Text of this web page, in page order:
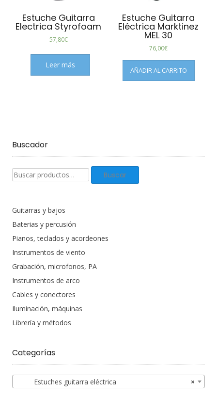
Estuche Guitarra
Electrica Styrofoam
57,80€
Leer más
Estuche Guitarra
Eléctrica Marktinez
MEL 30
76,00€
AÑADIR AL CARRITO
Buscador
Buscar
productos:
Buscar
Guitarras y bajos
Baterias y percusión
Pianos, teclados y acordeones
Instrumentos de viento
Grabación, microfonos, PA
Instrumentos de arco
Cables y conectores
Iluminación, máquinas
Librería y métodos
Categorías
×
Estuches guitarra eléctrica